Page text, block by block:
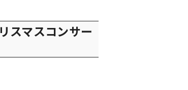
スマスコンサー